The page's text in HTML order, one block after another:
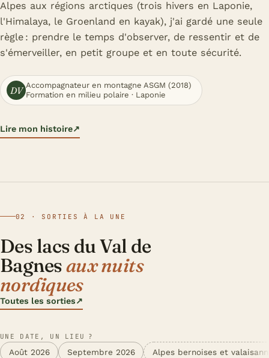
Alpes aux régions arctiques (trois hivers en Laponie,
l'Himalaya, le Groenland en kayak), j'ai gardé une seule
règle : prendre le temps d'observer, de ressentir et de
s'émerveiller, en petit groupe et en toute sécurité.
DV Accompagnateur en montagne ASGM (2018)
Formation en milieu polaire · Laponie
Lire mon histoire↗
02 · SORTIES À LA UNE
Des lacs du Val de
Bagnesaux nuits
nordiques
Toutes les sorties↗
UNE DATE, UN LIEU ?
Août 2026 Septembre 2026 Alpes bernoises et